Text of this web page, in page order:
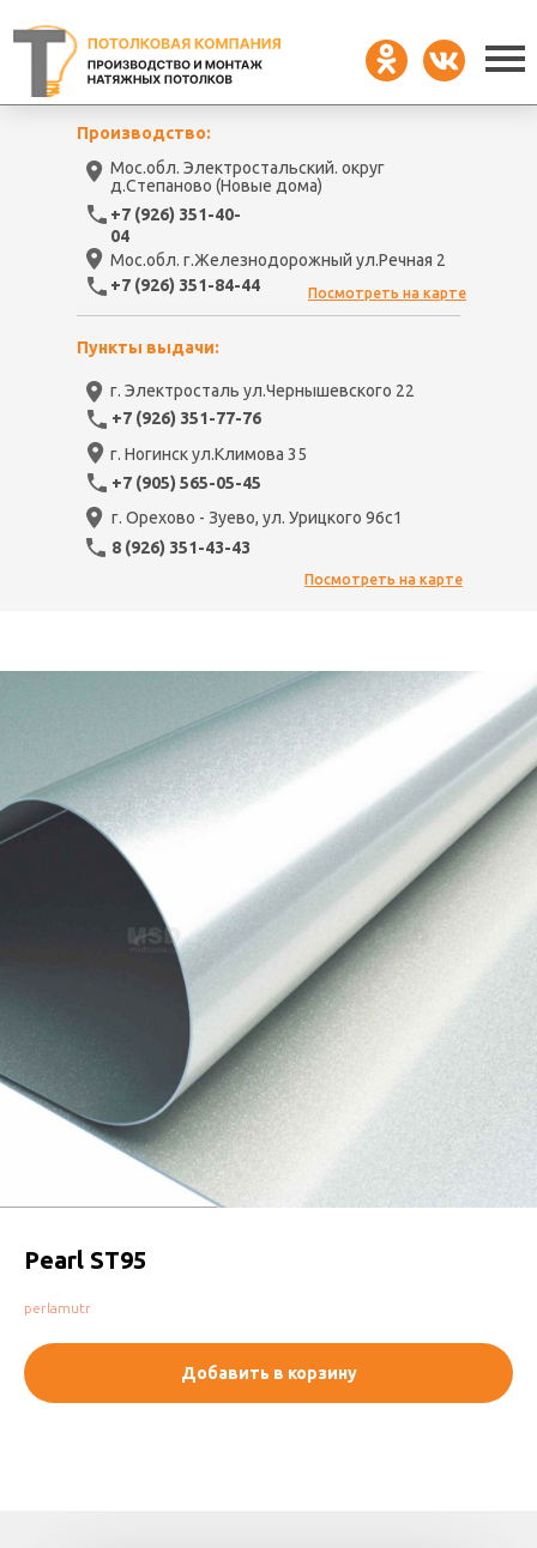
г. Ногинск ул.Климова 35
+7 (905) 565-05-45
г. Орехово - Зуево, ул. Урицкого 96с1
8 (926) 351-43-43
Мос.обл. Электростальский. округ
д.Степаново (Новые дома)
г. Электросталь ул.Чернышевского 22
Мос.обл. г.Железнодорожный ул.Речная 2
Производство:
Пункты выдачи:
+7 (926) 351-40-
04
+7 (926) 351-84-44
+7 (926) 351-77-76
Посмотреть на карте
Посмотреть на карте
Pearl ST95
perlamutr
Добавить в корзину